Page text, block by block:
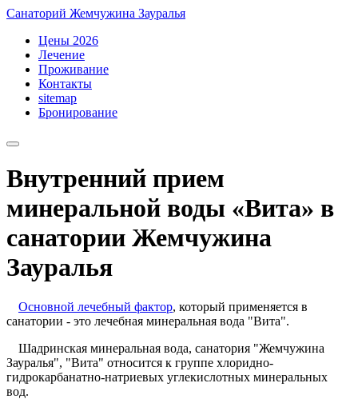
Санаторий Жемчужина Зауралья
Цены 2026
Лечение
Проживание
Контакты
sitemap
Бронирование
Внутренний прием
минеральной воды «Вита» в
санатории Жемчужина
Зауралья
Основной лечебный фактор, который применяется в
санатории - это лечебная минеральная вода "Вита".
Шадринская минеральная вода, санатория "Жемчужина
Зауралья", "Вита" относится к группе хлоридно-
гидрокарбанатно-натриевых углекислотных минеральных
вод.